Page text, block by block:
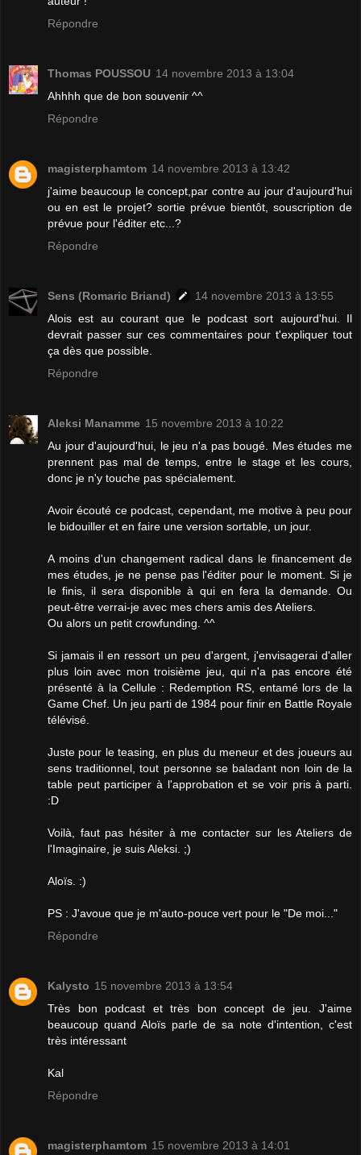
Répondre
Thomas POUSSOU 14 novembre 2013 à 13:04
Ahhhh que de bon souvenir ^^
Répondre
magisterphamtom 14 novembre 2013 à 13:42
j'aime beaucoup le concept,par contre au jour d'aujourd'hui
ou en est le projet? sortie prévue bientôt, souscription de
prévue pour l'éditer etc...?
Répondre
Sens (Romaric Briand)
14 novembre 2013 à 13:55
Alois est au courant que le podcast sort aujourd'hui. Il
devrait passer sur ces commentaires pour t'expliquer tout
ça dès que possible.
Répondre
Aleksi Manamme 15 novembre 2013 à 10:22
Au jour d'aujourd'hui, le jeu n'a pas bougé. Mes études me
prennent pas mal de temps, entre le stage et les cours,
donc je n'y touche pas spécialement.
Avoir écouté ce podcast, cependant, me motive à peu pour
le bidouiller et en faire une version sortable, un jour.
A moins d'un changement radical dans le financement de
mes études, je ne pense pas l'éditer pour le moment. Si je
le finis, il sera disponible à qui en fera la demande. Ou
peut-être verrai-je avec mes chers amis des Ateliers.
Ou alors un petit crowfunding. ^^
Si jamais il en ressort un peu d'argent, j'envisagerai d'aller
plus loin avec mon troisième jeu, qui n'a pas encore été
présenté à la Cellule : Redemption RS, entamé lors de la
Game Chef. Un jeu parti de 1984 pour finir en Battle Royale
télévisé.
Juste pour le teasing, en plus du meneur et des joueurs au
sens traditionnel, tout personne se baladant non loin de la
table peut participer à l'approbation et se voir pris à parti.
:D
Voilà, faut pas hésiter à me contacter sur les Ateliers de
l'Imaginaire, je suis Aleksi. ;)
Aloïs. :)
PS : J'avoue que je m'auto-pouce vert pour le "De moi..."
Répondre
Kalysto 15 novembre 2013 à 13:54
Très bon podcast et très bon concept de jeu. J'aime
beaucoup quand Aloïs parle de sa note d'intention, c'est
très intéressant
Kal
Répondre
magisterphamtom 15 novembre 2013 à 14:01